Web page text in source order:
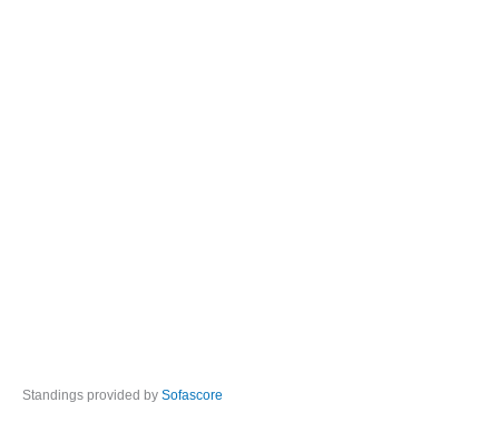
Standings provided by Sofascore